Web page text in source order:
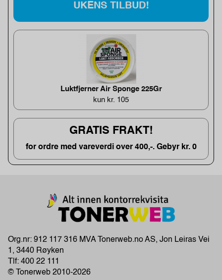
UKENS TILBUD!
Luktfjerner Air Sponge 225Gr
kun kr. 105
GRATIS FRAKT!
for ordre med vareverdi over 400,-. Gebyr kr. 0
Org.nr: 912 117 316 MVA Tonerweb.no AS, Jon Leiras Vei
1, 3440 Røyken
Tlf: 400 22 111
© Tonerweb 2010-2026